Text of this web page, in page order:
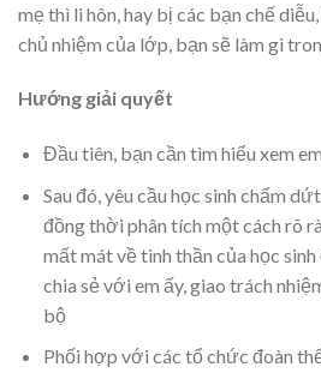
mẹ thì li hôn, hay bị các bạn chế
chủ nhiệm của lớp, bạn sẽ làm gì
Hướng giải quyết
Đầu tiên, bạn cần tìm hiểu xem
Sau đó, yêu cầu học sinh chấm
đồng thời phân tích một cách rõ
mất mát về tinh thần của học
chia sẻ với em ấy, giao trách
bộ
Phối hợp với các tổ chức đoàn